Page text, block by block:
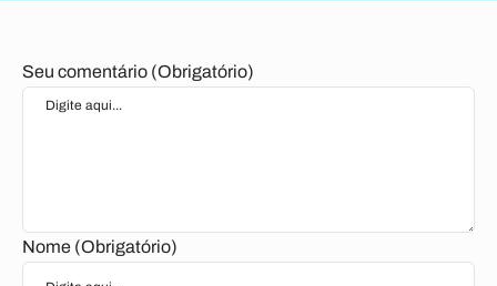
Seu comentário (Obrigatório)
Nome (Obrigatório)